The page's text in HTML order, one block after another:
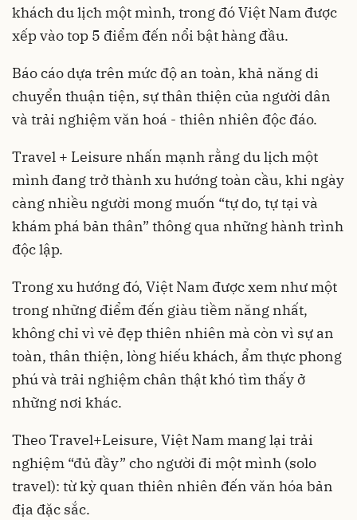
khách du lịch một mình, trong đó Việt Nam được
xếp vào top 5 điểm đến nổi bật hàng đầu.
Báo cáo dựa trên mức độ an toàn, khả năng di
chuyển thuận tiện, sự thân thiện của người dân
và trải nghiệm văn hoá - thiên nhiên độc đáo.
Travel + Leisure nhấn mạnh rằng du lịch một
mình đang trở thành xu hướng toàn cầu, khi ngày
càng nhiều người mong muốn “tự do, tự tại và
khám phá bản thân” thông qua những hành trình
độc lập.
Trong xu hướng đó, Việt Nam được xem như một
trong những điểm đến giàu tiềm năng nhất,
không chỉ vì vẻ đẹp thiên nhiên mà còn vì sự an
toàn, thân thiện, lòng hiếu khách, ẩm thực phong
phú và trải nghiệm chân thật khó tìm thấy ở
những nơi khác.
Theo Travel+Leisure, Việt Nam mang lại trải
nghiệm “đủ đầy” cho người đi một mình (solo
travel): từ kỳ quan thiên nhiên đến văn hóa bản
địa đặc sắc.